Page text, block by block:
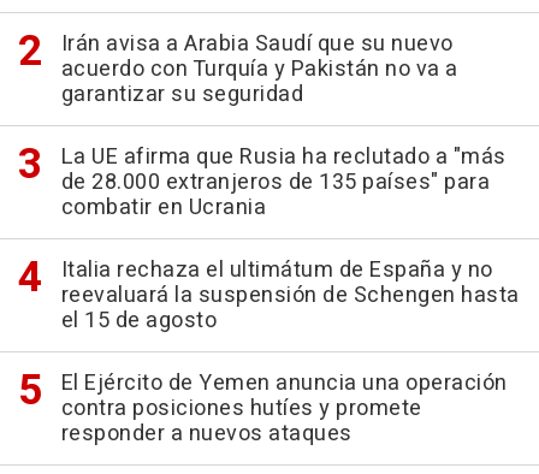
Irán avisa a Arabia Saudí que su nuevo
acuerdo con Turquía y Pakistán no va a
garantizar su seguridad
La UE afirma que Rusia ha reclutado a "más
de 28.000 extranjeros de 135 países" para
combatir en Ucrania
Italia rechaza el ultimátum de España y no
reevaluará la suspensión de Schengen hasta
el 15 de agosto
El Ejército de Yemen anuncia una operación
contra posiciones hutíes y promete
responder a nuevos ataques